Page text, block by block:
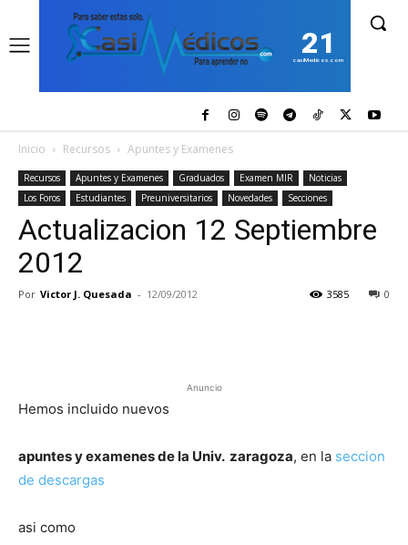
21
casiMedicos.com
Inicio Recursos Apuntes y Examenes
Recursos Apuntes y Examenes Graduados Examen MIR
Noticias
Los Foros
Estudiantes Preuniversitarios Novedades Secciones
Actualizacion 12 Septiembre
2012
Por Victor J. Quesada - 12/09/2012 0
3585
Anuncio
Hemos incluido nuevos
apuntes y examenes de la Univ. zaragoza, en la seccion
de descargas
asi como